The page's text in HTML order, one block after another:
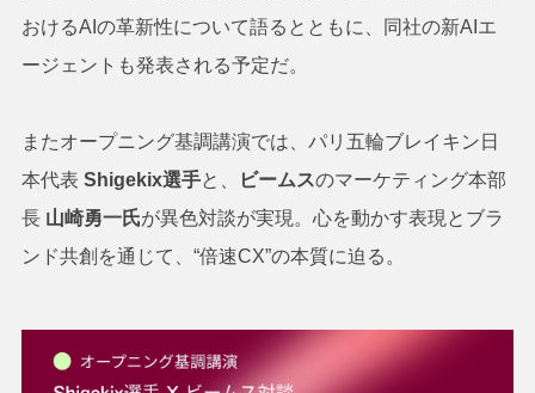
おけるAIの革新性について語るとともに、同社の新AIエ
ージェントも発表される予定だ。
またオープニング基調講演では、パリ五輪ブレイキン日
本代表 Shigekix選手と、 ビームスのマーケティング本部
長 山崎勇一氏が異色対談が実現。心を動かす表現とブラ
ンド共創を通じて、“倍速CX”の本質に迫る。